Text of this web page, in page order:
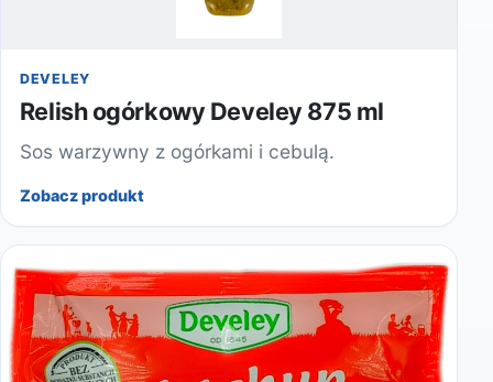
DEVELEY
Relish ogórkowy Develey 875 ml
Sos warzywny z ogórkami i cebulą.
Zobacz produkt